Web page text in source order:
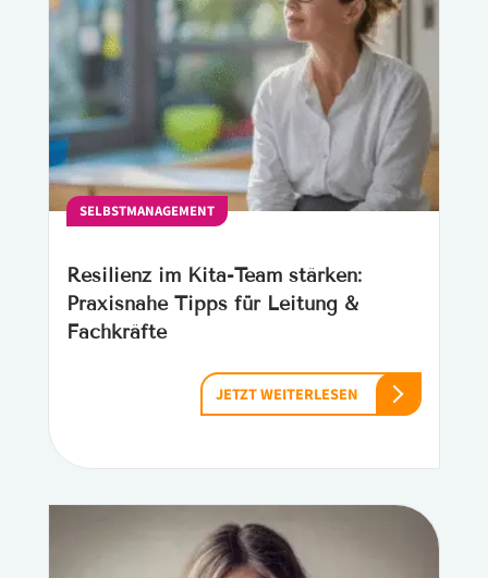
SELBSTMANAGEMENT
Resilienz im Kita-Team stärken:
Praxisnahe Tipps für Leitung &
Fachkräfte
JETZT WEITERLESEN